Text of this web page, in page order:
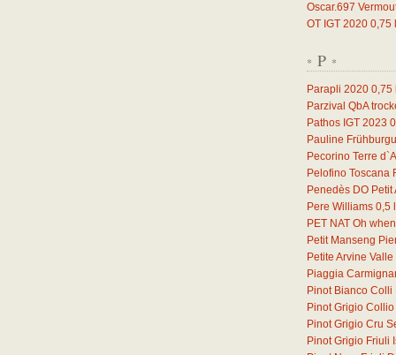
Oscar.697
OT IGT 2020 0,75
* P *
Parapli 2020 0,75
Parzival QbA
Pathos IGT 2023
Pauline
Pecorino Terre
Pelofino Toscana
Penedès DO
Pere Williams 0,5
PET NAT Oh
Petit Manseng
Petite Arvine
Piaggia
Pinot Bianco
Pinot Grigio
Pinot Grigio Cru
Pinot Grigio Friuli